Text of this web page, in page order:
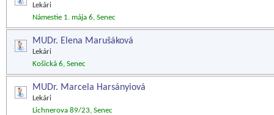
Lekári
Námestie 1. mája 6, Senec
MUDr. Elena Marušáková
Lekári
Košická 6, Senec
MUDr. Marcela Harsányiová
Lekári
Lichnerova 89/23, Senec